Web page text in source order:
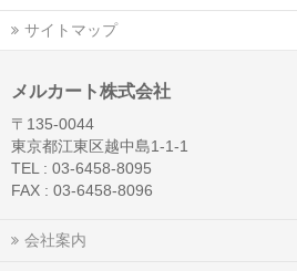
サイトマップ
メルカート株式会社
〒135-0044
東京都江東区越中島1-1-1
TEL : 03-6458-8095
FAX : 03-6458-8096
会社案内